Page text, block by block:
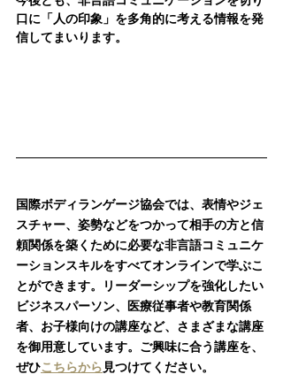
口に「人の印象」を多角的に考える情報を発
信してまいります。
国際ボディランゲージ協会では、表情やジェ
スチャー、姿勢などをつかって相手の方と信
頼関係を築くために必要な非言語コミュニケ
ーションスキルをすべてオンラインで学ぶこ
とができます。リーダーシップを強化したい
ビジネスパーソン、医療従事者や教育関係
者、お子様向けの講座など、さまざまな講座
を御用意しています。ご興味に合う講座を、
ぜひこちらから見つけてください。